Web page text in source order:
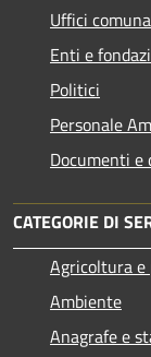
Uffici
Enti e
Politici
Personale
Documenti e
CATEGORIE DI
Agricoltura e
Ambiente
Anagrafe e